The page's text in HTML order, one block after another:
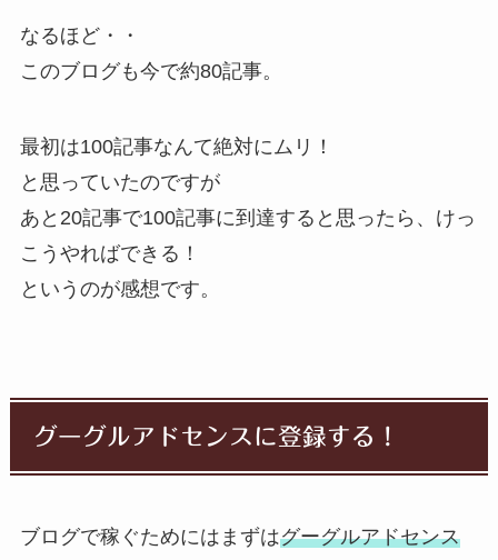
なるほど・・
このブログも今で約80記事。
最初は100記事なんて絶対にムリ！
と思っていたのですが
あと20記事で100記事に到達すると思ったら、けっ
こうやればできる！
というのが感想です。
グーグルアドセンスに登録する！
ブログで稼ぐためにはまずはグーグルアドセンス